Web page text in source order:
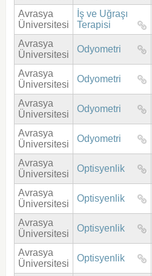
Avrasya
Üniversitesi
İş ve Uğraşı
Terapisi
Avrasya
Üniversitesi
Odyometri
Avrasya
Üniversitesi
Odyometri
Avrasya
Üniversitesi
Odyometri
Avrasya
Üniversitesi
Odyometri
Avrasya
Üniversitesi
Optisyenlik
Avrasya
Üniversitesi
Optisyenlik
Avrasya
Üniversitesi
Optisyenlik
Avrasya
Üniversitesi
Optisyenlik